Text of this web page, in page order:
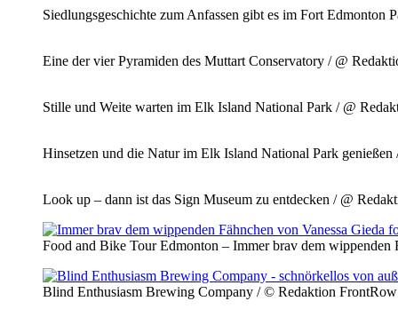
Siedlungsgeschichte zum Anfassen gibt es im Fort Edmonton
Eine der vier Pyramiden des Muttart Conservatory / @
Stille und Weite warten im Elk Island National Park / @
Hinsetzen und die Natur im Elk Island National Park
Look up – dann ist das Sign Museum zu entdecken / @
Food and Bike Tour Edmonton – Immer brav dem
Blind Enthusiasm Brewing Company / © Redaktion